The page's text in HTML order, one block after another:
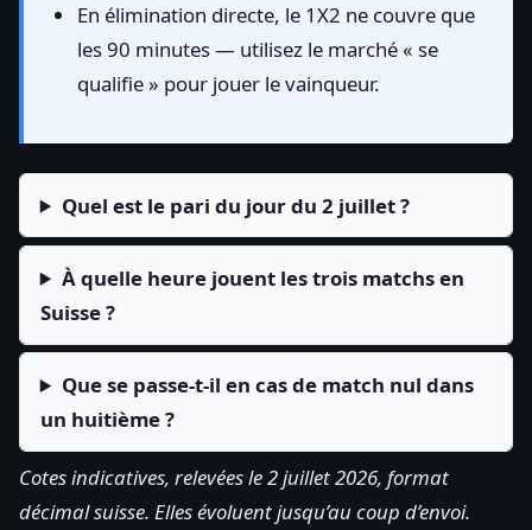
En élimination directe, le 1X2 ne couvre que
les 90 minutes — utilisez le marché « se
qualifie » pour jouer le vainqueur.
Quel est le pari du jour du 2 juillet ?
À quelle heure jouent les trois matchs en
Suisse ?
Que se passe-t-il en cas de match nul dans
un huitième ?
Cotes indicatives, relevées le 2 juillet 2026, format
décimal suisse. Elles évoluent jusqu’au coup d’envoi.